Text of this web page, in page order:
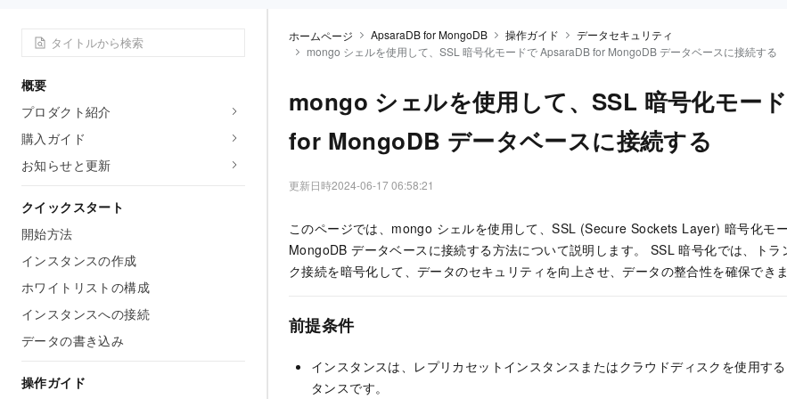
概要
プロダクト紹介
購入ガイド
お知らせと更新
クイックスタート
開始方法
インスタンスの作成
ホワイトリストの構成
インスタンスへの接続
データの書き込み
操作ガイド
ホームページ ApsaraDB for MongoDB 操作ガイド
データセキュリティ
mongo シェルを使用して、SSL 暗号化モードで ApsaraDB for MongoDB データベースに接続する
mongo シェルを使用して、SSL 暗号化モー
for MongoDB データベースに接続する
更新日時2024-06-17 06:58:21
このページでは、mongo シェルを使用して、SSL (Secure Sockets Layer) 暗号化モ
MongoDB データベースに接続する方法について説明します。 SSL 暗号化では、トラ
ク接続を暗号化して、データのセキュリティを向上させ、データの整合性を確保できま
前提条件
インスタンスは、レプリカセットインスタンスまたはクラウドディスクを使用す
タンスです。